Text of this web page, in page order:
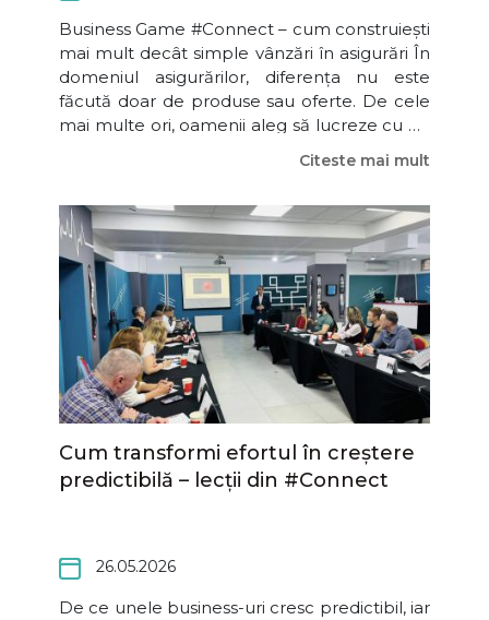
Business Game #Connect – cum construiești
mai mult decât simple vânzări în asigurări În
domeniul asigurărilor, diferența nu este
făcută doar de produse sau oferte. De cele
mai multe ori, oamenii aleg să lucreze cu un
consultant în care au încredere și care
Citeste mai mult
Cum transformi efortul în creștere
predictibilă – lecții din #Connect
26.05.2026
De ce unele business-uri cresc predictibil, iar